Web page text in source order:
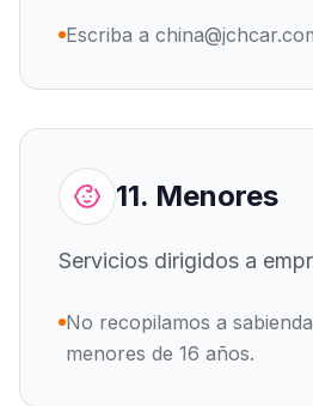
Escriba a
11. Menores
Servicios dirigidos a
No recopilamos a
menores de 16 años.